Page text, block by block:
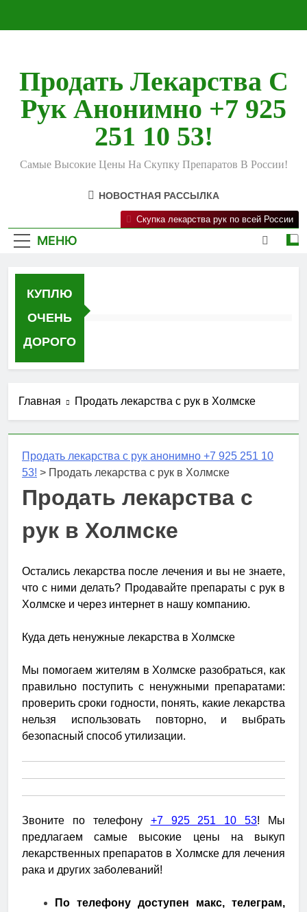
Продать Лекарства С
Рук Анонимно +7 925
251 10 53!
Самые Высокие Цены На Скупку Препаратов В России!
НОВОСТНАЯ РАССЫЛКА
МЕНЮ
Скупка лекарства рук по всей России
КУПЛЮ
ОЧЕНЬ
ДОРОГО
Главная Продать лекарства с рук в Холмске
Продать лекарства с рук анонимно +7 925 251 10
53! > Продать лекарства с рук в Холмске
Продать лекарства с
рук в Холмске
Остались лекарства после лечения и вы не знаете,
что с ними делать? Продавайте препараты с рук в
Холмске и через интернет в нашу компанию.
Куда деть ненужные лекарства в Холмске
Мы помогаем жителям в Холмске разобраться, как
правильно поступить с ненужными препаратами:
проверить сроки годности, понять, какие лекарства
нельзя использовать повторно, и выбрать
безопасный способ утилизации.
Звоните по телефону +7 925 251 10 53! Мы
предлагаем самые высокие цены на выкуп
лекарственных препаратов в Холмске для лечения
рака и других заболеваний!
По телефону доступен макс, телеграм,